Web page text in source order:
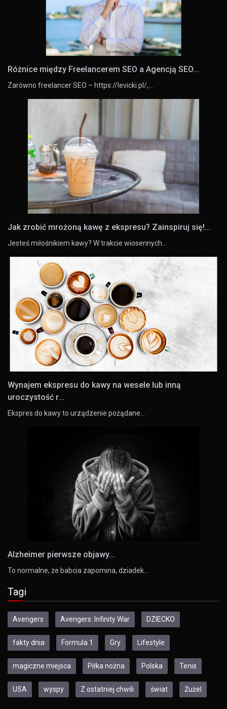
Różnice między Freelancerem SEO a Agencją SEO...
Zarówno freelancer SEO – https://levicki.pl/,…
Jak zrobić mrożoną kawę z ekspresu? Zainspiruj się!...
Jesteś miłośnikiem kawy? W trakcie wiosennych…
Wynajem ekspresu do kawy na wesele lub inną
uroczystość r...
Ekspres do kawy to urządzenie pożądane…
Alzheimer pierwsze objawy...
To normalne, że babcia zapomina, dziadek…
Tagi
Avengers Avengers: Infinity War DZIECKO
fakty dnia Formula 1 Gry Lifestyle
magiczne miejsca Piłka nożna Polska Tenis
USA wyspy Z ostatniej chwili świat Żużel